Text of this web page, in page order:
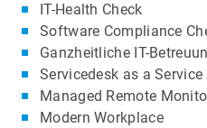
IT-Health Check
Software Compliance
Ganzheitliche IT-
Servicedesk as a Service
Managed Remote
Modern Workplace